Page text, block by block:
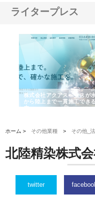
ライタープレス
株式会社アクアスペースが
から陸上まで一貫施工でき
由
ホーム > その他業種 > その他_
北陸精染株式
twitter